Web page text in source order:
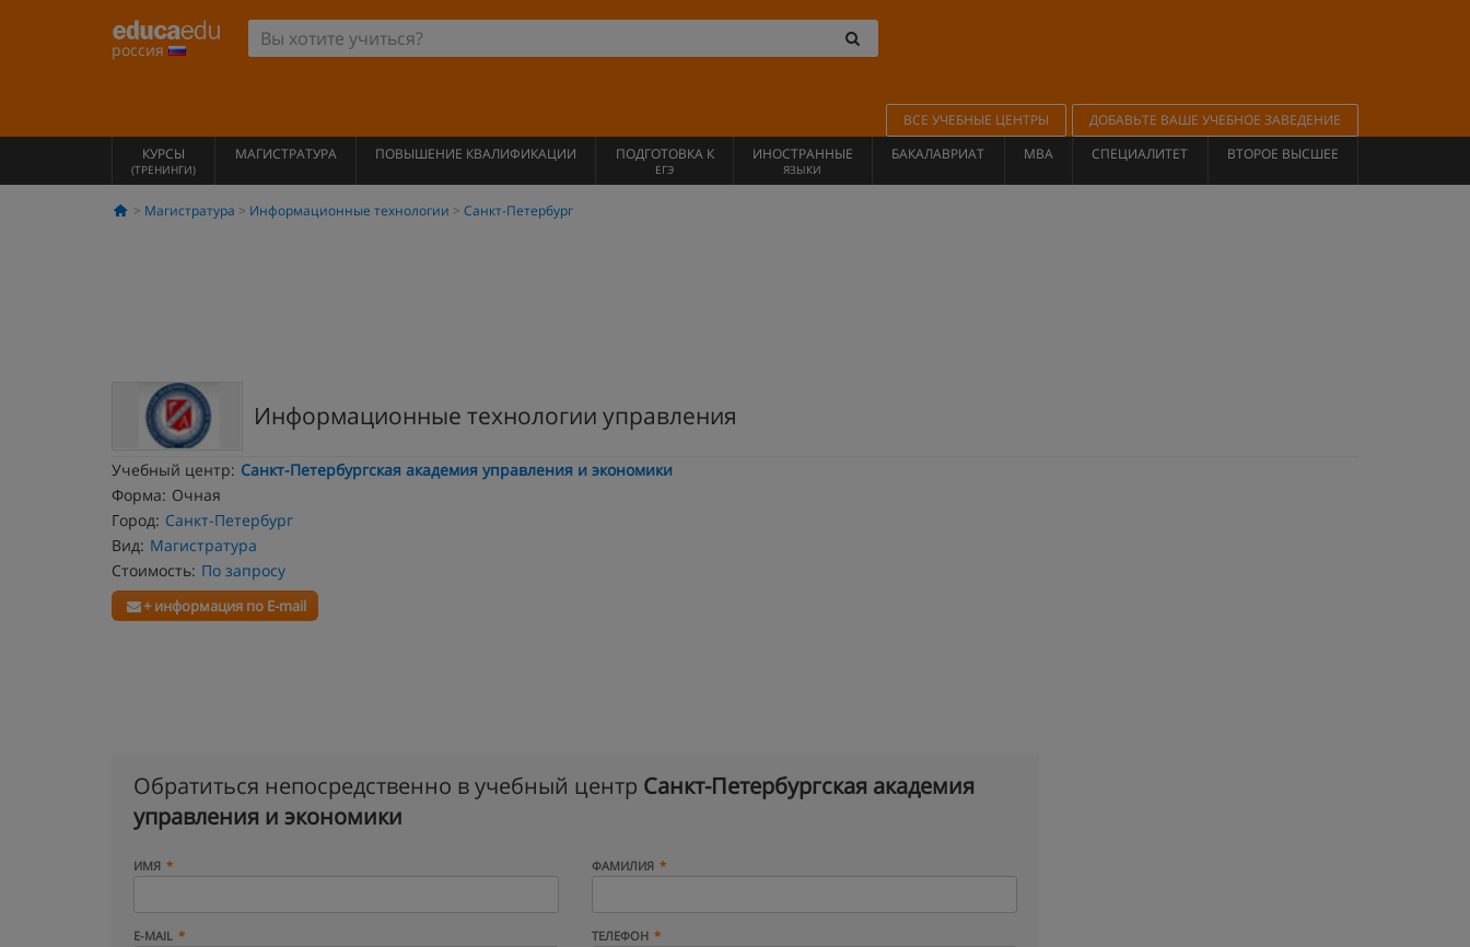
россия
ВСЕ УЧЕБНЫЕ ЦЕНТРЫ
ДОБАВЬТЕ ВАШЕ УЧЕБНОЕ ЗАВЕДЕНИЕ
КУРСЫ
(ТРЕНИНГИ)
МАГИСТРАТУРА ПОВЫШЕНИЕ КВАЛИФИКАЦИИ ПОДГОТОВКА К
ЕГЭ
ИНОСТРАННЫЕ
ЯЗЫКИ
БАКАЛАВРИАТ MBA СПЕЦИАЛИТЕТ ВТОРОЕ ВЫСШЕЕ
Магистратура Информационные технологии Санкт-Петербург
Информационные технологии управления
Учебный центр: Санкт-Петербургская академия управления и экономики
Форма: Очная
Город: Санкт-Петербург
Вид: Магистратура
Стоимость: По запросу
+ информация по E-mail
Обратиться непосредственно в учебный центр Санкт-Петербургская академия
управления и экономики
ИМЯ ФАМИЛИЯ
E-MAIL ТЕЛЕФОН